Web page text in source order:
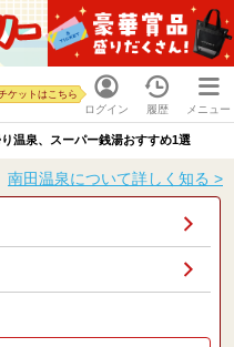
ログイン
ケットはこちら
履歴 メニュー
温泉、スーパー銭湯おすすめ1選
南田温泉について詳しく知る >